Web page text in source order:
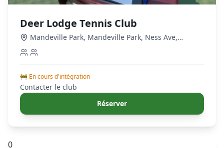
Deer Lodge Tennis Club
Mandeville Park, Mandeville Park, Ness Ave,
Winnipeg, MB R3J 3S1, Canada
🚧 En cours d'intégration
Contacter le club
Réserver
0